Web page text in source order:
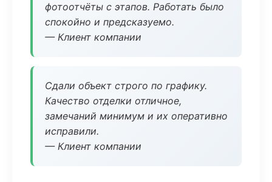
фотоотчёты с этапов. Работать было
спокойно и предсказуемо.
— Клиент компании
Сдали объект строго по графику.
Качество отделки отличное,
замечаний минимум и их оперативно
исправили.
— Клиент компании